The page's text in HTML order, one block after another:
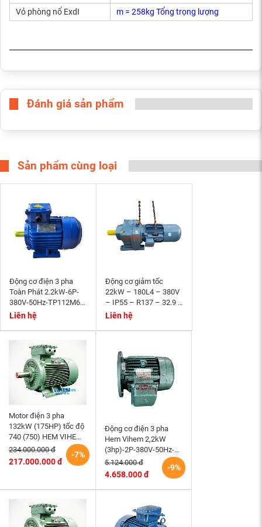
Vỏ phòng nổ ExdI m = 258kg Tổng trọng lượng
Đánh giá sản phẩm
Sản phẩm cùng loại
Động cơ điện 3 pha
Toàn Phát 2.2kW-6P-
380V-50Hz-TP112M6-
B3- tốc độ 940~1000
Liên hệ
Động cơ giảm tốc
22kW – 180L4 – 380V
– IP55 – R137 – 32.9 –
Momen phanh 200Nm
Liên hệ
Motor điện 3 pha
132kW (175HP) tốc độ
740 (750) HEM VIHEM
(Việt Hung) điện cơ Hà
Nội
-7%
234.000.000 đ
217.000.000 đ
Động cơ điện 3 pha
Hem Vihem 2,2kW
(3hp)-2P-380V-50Hz-
3K100S2-B5- tốc độ
2860~3000 r/min (kiểu
-9%
5.124.000 đ
4.658.000 đ